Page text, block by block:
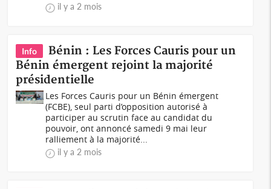
il y a 2 mois
Info
Bénin : Les Forces Cauris pour un
Bénin émergent rejoint la majorité
présidentielle
Les Forces Cauris pour un Bénin émergent
(FCBE), seul parti d’opposition autorisé à
participer au scrutin face au candidat du
pouvoir, ont annoncé samedi 9 mai leur
ralliement à la majorité...
il y a 2 mois